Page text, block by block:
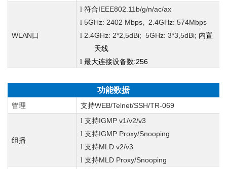
WLAN 口
l符合IEEE802.11b/g/n/ac/ax
l5GHz: 2402 Mbps, 2.4GHz: 574Mbps
l2.4GHz: 2*2,5dBi; 5GHz: 3*3,5dBi; 内置
天线
l最大连接设备数:256
功能数据
管理 支持WEB/Telnet/SSH/TR-069
组播
l支持IGMP v1/v2/v3
l支持IGMP Proxy/Snooping
l支持MLD v2/v3
l支持MLD Proxy/Snooping